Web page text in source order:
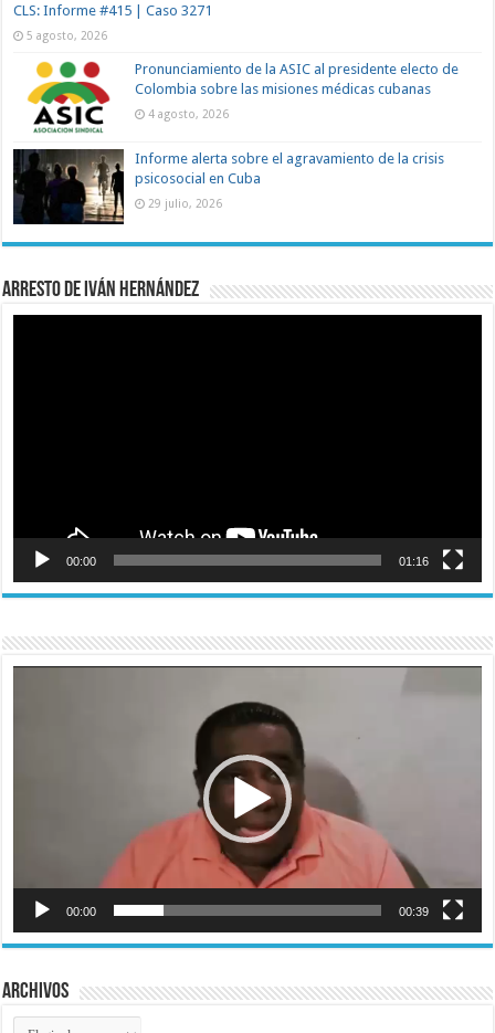
CLS: Informe #415 | Caso 3271
5 agosto, 2026
Pronunciamiento de la ASIC al presidente electo de
Colombia sobre las misiones médicas cubanas
4 agosto, 2026
Informe alerta sobre el agravamiento de la crisis
psicosocial en Cuba
29 julio, 2026
Arresto de Iván Hernández
00:00 01:16
Reproductor
00:00 00:39
Archivos
Archivos